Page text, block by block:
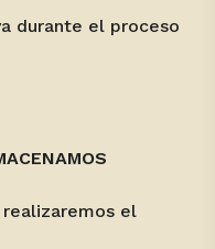
durante el proceso
el